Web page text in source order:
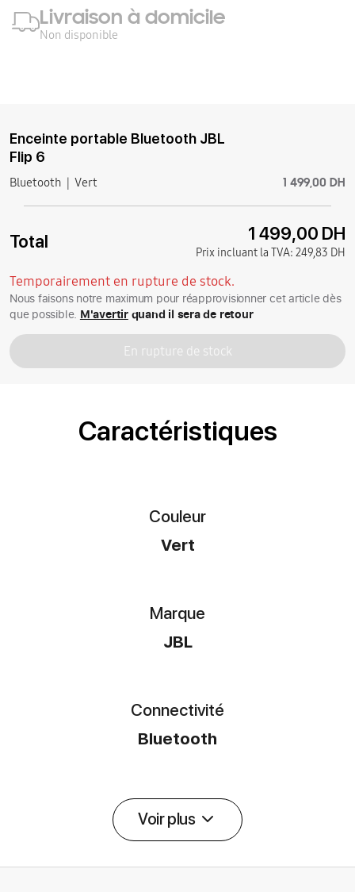
Livraison à domicile
Non disponible
Enceinte portable Bluetooth JBL
Flip 6
Bluetooth Vert 1 499,00 DH
Total 1 499,00 DH
Prix incluant la TVA: 249,83 DH
Temporairement en rupture de stock.
Nous faisons notre maximum pour réapprovisionner cet article dès
que possible. M'avertirquand il sera de retour
En rupture de stock
Caractéristiques
Couleur
Vert
Marque
JBL
Connectivité
Bluetooth
Voir plus